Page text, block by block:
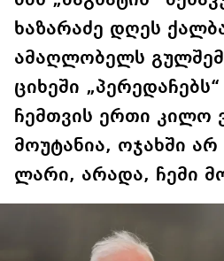
ხაზარაძე დღეს
ამაღლობელს
ციხეში „პერედაჩებს“
ჩემთვის ერთი კილო
მოუტანია, ოჯახში არ
ლარი, არადა, ჩემი